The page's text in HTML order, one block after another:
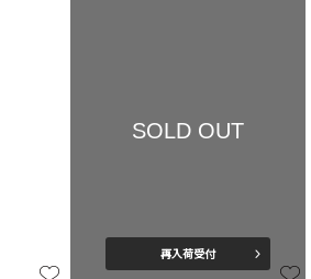
SOLD OUT
再入荷受付